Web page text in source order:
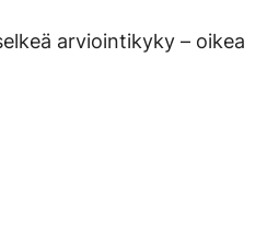
arviointikyky – oikea